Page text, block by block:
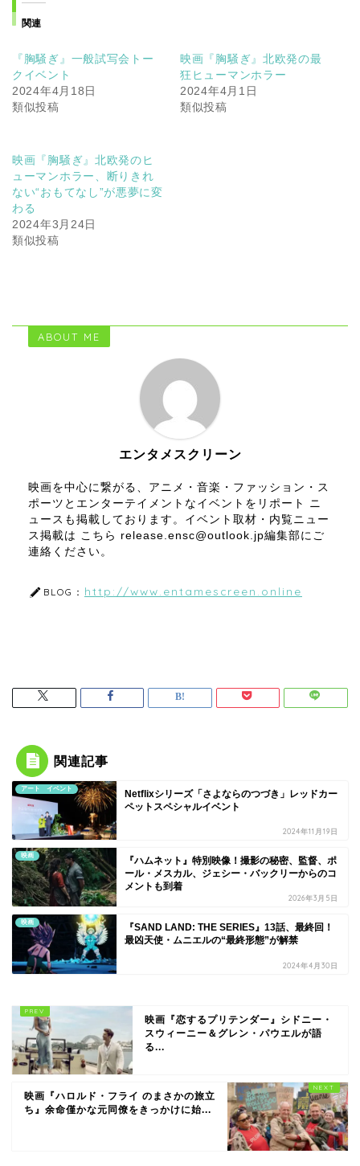
関連
『胸騒ぎ』一般試写会トー
クイベント
2024年4月18日
類似投稿
映画『胸騒ぎ』北欧発の最
狂ヒューマンホラー
2024年4月1日
類似投稿
映画『胸騒ぎ』北欧発のヒ
ューマンホラー、断りきれ
ない“おもてなし”が悪夢に変
わる
2024年3月24日
類似投稿
ABOUT ME
エンタメスクリーン
映画を中心に繋がる、アニメ・音楽・ファッション・ス
ポーツとエンターテイメントなイベントをリポート ニ
ュースも掲載しております。イベント取材・内覧ニュー
ス掲載は こちら release.ensc@outlook.jp編集部にご
連絡ください。
BLOG： http://www.entamescreen.online
関連記事
アート イベント
Netflixシリーズ「さよならのつづき」レッドカー
ペットスペシャルイベント
2024年11月19日
映画
『ハムネット』特別映像！撮影の秘密、監督、ポ
ール・メスカル、ジェシー・バックリーからのコ
メントも到着
2026年3月5日
映画
『SAND LAND: THE SERIES』13話、最終回！
最凶天使・ムニエルの“最終形態”が解禁
2024年4月30日
映画『恋するプリテンダー』シドニー・
スウィーニー＆グレン・パウエルが語
る...
映画『ハロルド・フライ のまさかの旅立
ち』余命僅かな元同僚をきっかけに始...